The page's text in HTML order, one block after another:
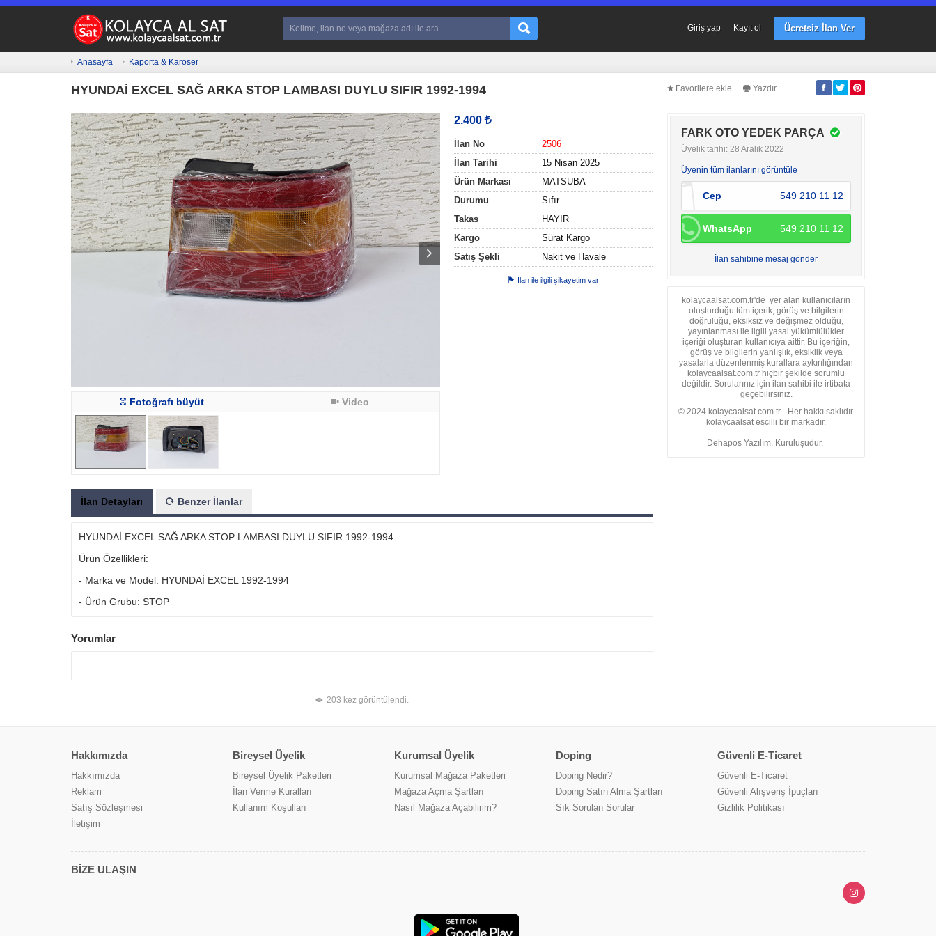
Giriş yap Kayıt ol Ücretsiz İlan Ver
Anasayfa Kaporta & Karoser
HYUNDAİ EXCEL SAĞ ARKA STOP LAMBASI DUYLU SIFIR 1992-1994 Favorilere ekle Yazdır
Fotoğrafı büyüt Video
2.400
İlan No
2506
İlan Tarihi
15 Nisan 2025
Ürün Markası
MATSUBA
Durumu
Sıfır
Takas
HAYIR
Kargo
Sürat Kargo
Satış Şekli
Nakit ve Havale
İlan ile ilgili şikayetim var
İlan Detayları Benzer İlanlar
HYUNDAİ EXCEL SAĞ ARKA STOP LAMBASI DUYLU SIFIR 1992-1994
Ürün Özellikleri:
- Marka ve Model: HYUNDAİ EXCEL 1992-1994
- Ürün Grubu: STOP
Yorumlar
203 kez görüntülendi.
FARK OTO YEDEK PARÇA
Üyelik tarihi: 28 Aralık 2022
Üyenin tüm ilanlarını görüntüle
Cep 549 210 11 12
WhatsApp 549 210 11 12
İlan sahibine mesaj gönder
kolaycaalsat.com.tr'de yer alan kullanıcıların
oluşturduğu tüm içerik, görüş ve bilgilerin
doğruluğu, eksiksiz ve değişmez olduğu,
yayınlanması ile ilgili yasal yükümlülükler
içeriği oluşturan kullanıcıya aittir. Bu içeriğin,
görüş ve bilgilerin yanlışlık, eksiklik veya
yasalarla düzenlenmiş kurallara aykırılığından
kolaycaalsat.com.tr hiçbir şekilde sorumlu
değildir. Sorularınız için ilan sahibi ile irtibata
geçebilirsiniz.
© 2024 kolaycaalsat.com.tr - Her hakkı saklıdır.
kolaycaalsat escilli bir markadır.
Dehapos Yazılım. Kuruluşudur.
Hakkımızda
Hakkımızda
Reklam
Satış Sözleşmesi
İletişim
Bireysel Üyelik
Bireysel Üyelik Paketleri
İlan Verme Kuralları
Kullanım Koşulları
Kurumsal Üyelik
Kurumsal Mağaza Paketleri
Mağaza Açma Şartları
Nasıl Mağaza Açabilirim?
Doping
Doping Nedir?
Doping Satın Alma Şartları
Sık Sorulan Sorular
Güvenli E-Ticaret
Güvenli E-Ticaret
Güvenli Alışveriş İpuçları
Gizlilik Politikası
BİZE ULAŞIN